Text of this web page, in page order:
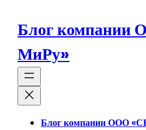
содержимому
Блог
МиРу»
Блог компании ООО